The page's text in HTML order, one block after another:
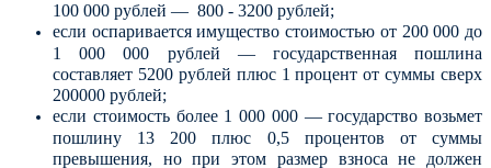
100 000 рублей — 800 - 3200 рублей;
если оспаривается имущество стоимостью от 200 000 до
1 000 000 рублей — государственная пошлина
составляет 5200 рублей плюс 1 процент от суммы сверх
200000 рублей;
если стоимость более 1 000 000 — государство возьмет
пошлину 13 200 плюс 0,5 процентов от суммы
превышения, но при этом размер взноса не должен